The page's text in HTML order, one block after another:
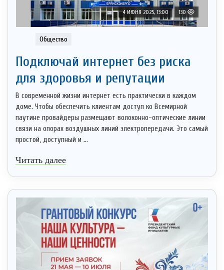
4 ИЮНЯ 2025, 13:00 130
Общество
Подключай интернет без риска
для здоровья и репутации
В современной жизни интернет есть практически в каждом
доме. Чтобы обеспечить клиентам доступ ко Всемирной
паутине провайдеры размещают волоконно-оптические линии
связи на опорах воздушных линий электропередачи. Это самый
простой, доступный и ...
Читать далее